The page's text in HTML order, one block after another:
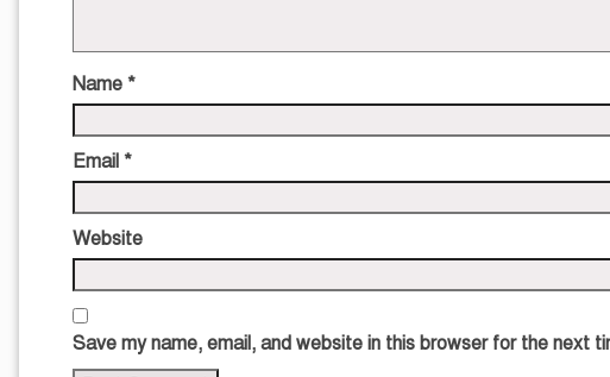
Name *
Email *
Website
Save my name, email, and website in this browser for the next